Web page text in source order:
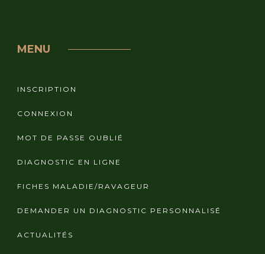
MENU
INSCRIPTION
CONNEXION
MOT DE PASSE OUBLIÉ
DIAGNOSTIC EN LIGNE
FICHES MALADIE/RAVAGEUR
DEMANDER UN DIAGNOSTIC PERSONNALISÉ
ACTUALITÉS